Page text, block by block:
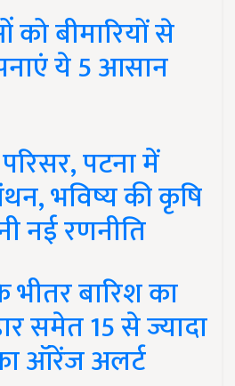
बीमारियों से
ये 5 आसान
पटना में
भविष्य की कृषि
नई रणनीति
बारिश का
समेत 15 से ज्यादा
ऑरेंज अलर्ट